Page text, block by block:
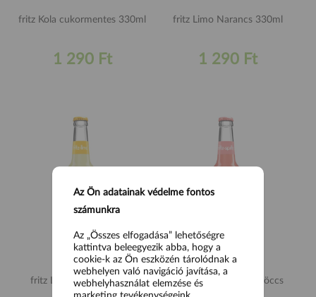
fritz Kola cukormentes 330ml
1 290 Ft
fritz Limo Narancs 330ml
1 290 Ft
fritz Limo Citrom 330ml
fritz Bio Rebarbara Fröccs
Az Ön adatainak védelme fontos
számunkra
Az „Összes elfogadása” lehetőségre
kattintva beleegyezik abba, hogy a
cookie-k az Ön eszközén tárolódnak a
webhelyen való navigáció javítása, a
webhelyhasználat elemzése és